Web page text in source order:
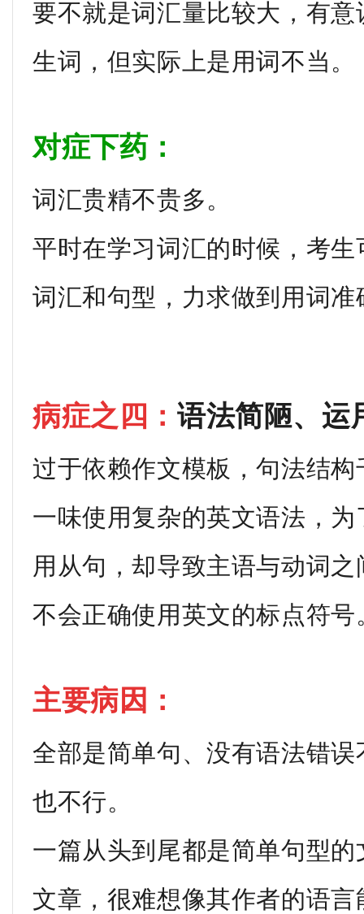
要不就是词汇量比较大，有
生词，但实际上是用词不当。
对症下药：
词汇贵精不贵多。
平时在学习词汇的时候，考
词汇和句型，力求做到用词
病症之四： 语法简陋、运
过于依赖作文模板，句法结构
一味使用复杂的英文语法，
用从句，却导致主语与动词
不会正确使用英文的标点符号
主要病因：
全部是简单句、没有语法错
也不行。
一篇从头到尾都是简单句型
文章，很难想像其作者的语